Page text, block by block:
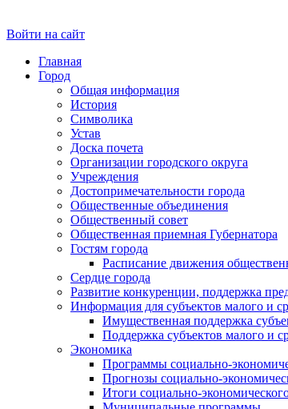
Войти на сайт
Главная
Город
Общая информация
История
Символика
Устав
Доска почета
Организации городского округа
Учреждения
Достопримечательности города
Общественные объединения
Общественный совет
Общественная приемная Губернатора
Гостям города
Расписание движения
Сердце города
Развитие конкуренции, поддержка
Информация для субъектов малого и
Имущественная поддержка
Поддержка субъектов малого и
Экономика
Программы социально-
Прогнозы социально-
Итоги социально-